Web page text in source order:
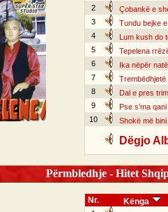
2
Çobankë e
3
Tundu bejke
4
Lum kush do
5
Tepelena
6
Ika nëpër natë
7
Trembëdhjetë
8
Dal e pres
9
Pse s’ma qani
10
Shokë më
Dëgjo
Përmbledhje - Hitet
Nr. Kënga